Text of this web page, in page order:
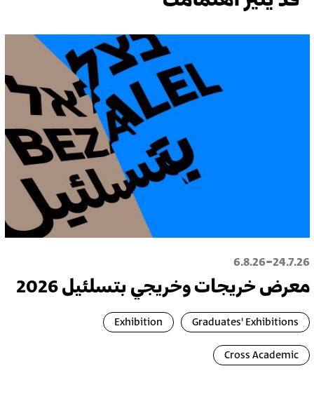
24.7.26
-
6.8.26
معرض خريجات وخريجي بتسلئيل 2026
Graduates' Exhibitions
Exhibition
Cross Academic